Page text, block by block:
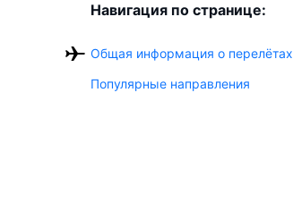
Навигация по странице:
Общая информация о перелётах
Популярные направления